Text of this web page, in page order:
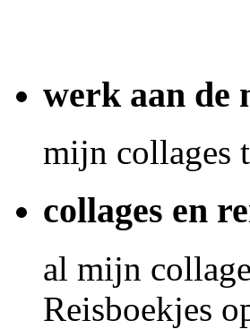
werk aan de
mijn collages
collages en
al mijn
Reisboekjes